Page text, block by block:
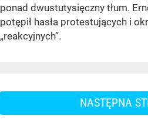
ponad dwustutysięczny tłum.
potępił hasła protestujących i
„reakcyjnych”.
NASTĘPNA